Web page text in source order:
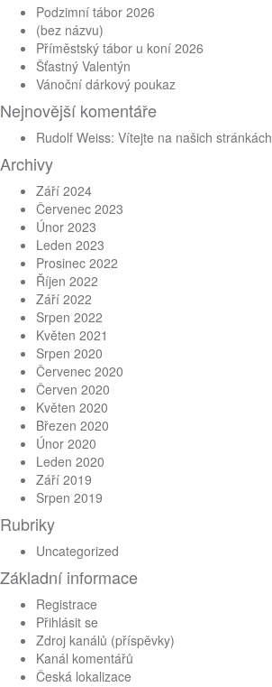
Podzimní tábor 2026
(bez názvu)
Příměstský tábor u koní 2026
Šťastný Valentýn
Vánoční dárkový poukaz
Nejnovější komentáře
Rudolf Weiss: Vítejte na našich stránkách
Archivy
Září 2024
Červenec 2023
Únor 2023
Leden 2023
Prosinec 2022
Říjen 2022
Září 2022
Srpen 2022
Květen 2021
Srpen 2020
Červenec 2020
Červen 2020
Květen 2020
Březen 2020
Únor 2020
Leden 2020
Září 2019
Srpen 2019
Rubriky
Uncategorized
Základní informace
Registrace
Přihlásit se
Zdroj kanálů (příspěvky)
Kanál komentářů
Česká lokalizace